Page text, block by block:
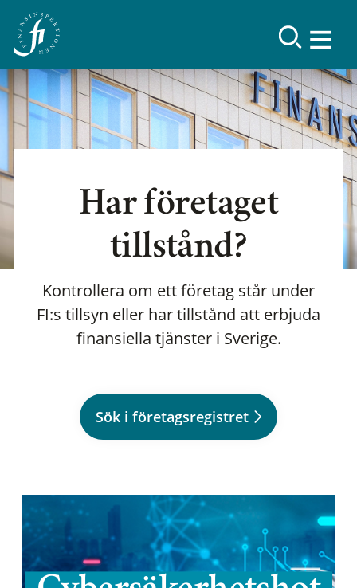
Har företaget
tillstånd?
Kontrollera om ett företag står under
FI:s tillsyn eller har tillstånd att erbjuda
finansiella tjänster i Sverige.
Sök i företagsregistret